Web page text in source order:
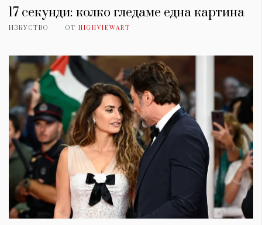
17 секунди: колко гледаме една картина
ИЗКУСТВО ОТ HIGHVIEWART